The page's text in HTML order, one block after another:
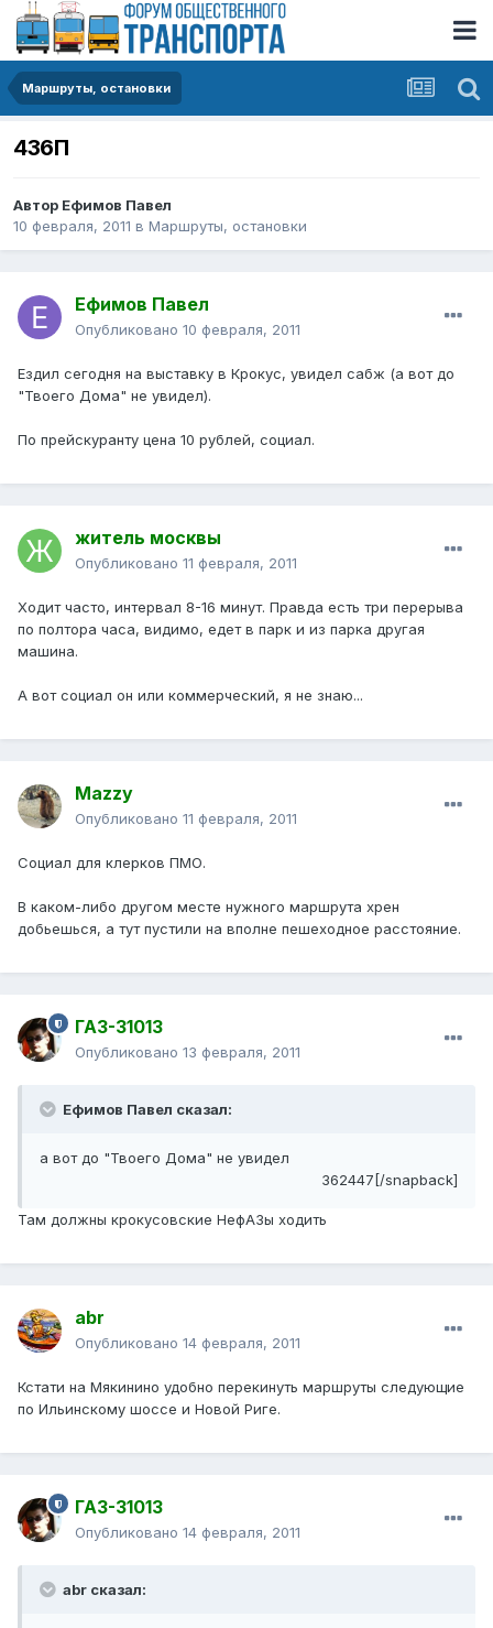
Маршруты, остановки
436П
Автор Ефимов Павел
10 февраля, 2011 в Маршруты, остановки
Ефимов Павел
Опубликовано 10 февраля, 2011
Ездил сегодня на выставку в Крокус, увидел сабж (а вот до
"Твоего Дома" не увидел).
По прейскуранту цена 10 рублей, социал.
житель москвы
Опубликовано 11 февраля, 2011
Ходит часто, интервал 8-16 минут. Правда есть три перерыва
по полтора часа, видимо, едет в парк и из парка другая
машина.
А вот социал он или коммерческий, я не знаю...
Mazzy
Опубликовано 11 февраля, 2011
Социал для клерков ПМО.
В каком-либо другом месте нужного маршрута хрен
добьешься, а тут пустили на вполне пешеходное расстояние.
ГАЗ-31013
Опубликовано 13 февраля, 2011
Ефимов Павел сказал:
а вот до "Твоего Дома" не увидел
362447[/snapback]
Там должны крокусовские НефАЗы ходить
abr
Опубликовано 14 февраля, 2011
Кстати на Мякинино удобно перекинуть маршруты следующие
по Ильинскому шоссе и Новой Риге.
ГАЗ-31013
Опубликовано 14 февраля, 2011
abr сказал: